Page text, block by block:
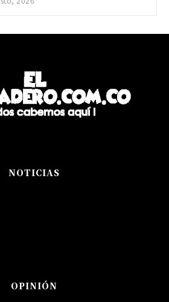
NOTICIAS
OPINIÓN